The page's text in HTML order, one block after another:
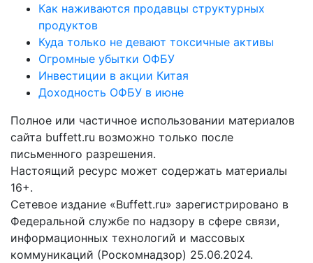
Как наживаются продавцы структурных
продуктов
Куда только не девают токсичные активы
Огромные убытки ОФБУ
Инвестиции в акции Китая
Доходность ОФБУ в июне
Полное или частичное использовании материалов
сайта buffett.ru возможно только после
письменного разрешения.
Настоящий ресурс может содержать материалы
16+.
Сетевое издание «Buffett.ru» зарегистрировано в
Федеральной службе по надзору в сфере связи,
информационных технологий и массовых
коммуникаций (Роскомнадзор) 25.06.2024.